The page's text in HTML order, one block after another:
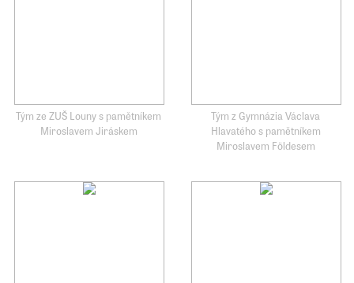
Tým ze ZUŠ Louny s pamětníkem
Miroslavem Jiráskem
Tým z Gymnázia Václava
Hlavatého s pamětníkem
Miroslavem Földesem